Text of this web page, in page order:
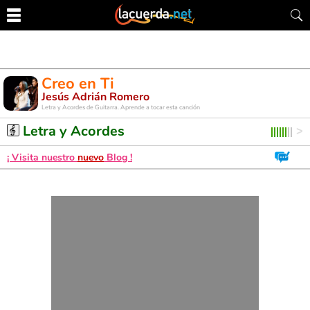
Creo en Ti
Jesús Adrián Romero
Letra y Acordes de Guitarra. Aprende a tocar esta canción
Letra y Acordes
¡ Visita nuestro nuevo Blog !